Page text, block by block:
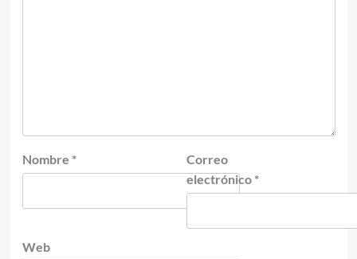
Nombre *
Correo
electrónico *
Web